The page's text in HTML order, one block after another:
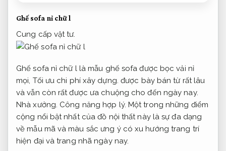
Ghế sofa nỉ chữ l
Cung cấp vật tư.
Ghế sofa nỉ chữ l là mẫu ghế sofa được bọc vải nỉ
mọi, Tối ưu chi phí xây dựng. được bày bán từ rất lâu
và vẫn còn rất được ưa chuộng cho đến ngày nay.
Nhà xưởng. Công năng hợp lý. Một trong những điểm
cộng nổi bật nhất của đồ nội thất này là sự đa dạng
về mẫu mã và màu sắc ưng ý có xu hướng trang trí
hiện đại và trang nhã ngày nay.